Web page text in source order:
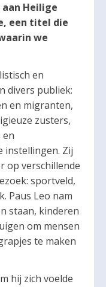
Heilige
een titel die
we
en
divers publiek:
en migranten,
zusters,
en
instellingen. Zij
op verschillende
sportveld,
Paus Leo nam
staan, kinderen
om mensen
te maken
hij zich voelde